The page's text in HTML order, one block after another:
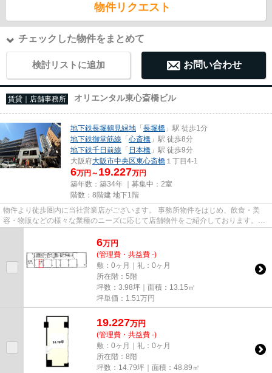
物件リクエスト
チェックした物件をまとめて
検討リストに追加 お問い合わせ
賃貸｜店舗事務所 オリエンタル東心斎橋ビル
地下鉄長堀鶴見緑地 「長堀橋 」駅 徒歩1分
地下鉄御堂筋線 「心斎橋 」駅 徒歩8分
地下鉄千日前線 「 日本橋 」駅 徒歩9分
大阪府大阪市中央区東心斎橋 １丁目4-1
6万円～ 19.227万円
築年数：築34年 ｜募集中： 2室
階数：8階建 地下1階
物件より徒歩圏内に当社営業店がございます。 事務所物件をはじめ、飲食・美
容・物販などの様々な業種のニーズに応じて店舗物件をご紹介しております。
尚、弊社ではおとり広告は一切...
6万円
(管理費・共益費 -)
敷：0ヶ月｜礼：0ヶ月
所在階：5階
坪数：3.98坪｜面積：13.15㎡
坪単価： 1.51 万円
19.227万円
(管理費・共益費 -)
敷：0ヶ月｜礼：0ヶ月
所在階：8階
坪数：14.79坪｜面積：48.89㎡